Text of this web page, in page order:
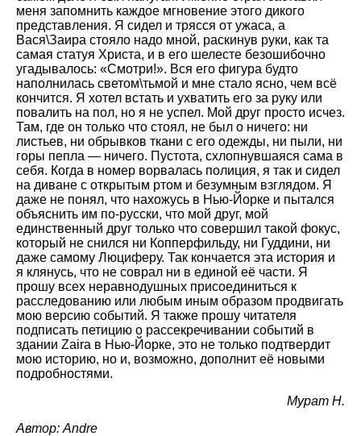
меня запомнить каждое мгновение этого дикого
представления. Я сидел и трясся от ужаса, а
Вася\Заира стояло надо мной, раскинув руки, как та
самая статуя Христа, и в его шелесте безошибочно
угадывалось: «Смотри!». Вся его фигура будто
наполнилась светом\тьмой и мне стало ясно, чем всё
кончится. Я хотел встать и ухватить его за руку или
повалить на пол, но я не успел. Мой друг просто исчез.
Там, где он только что стоял, не был о ничего: ни
листьев, ни обрывков ткани с его одежды, ни пыли, ни
горы пепла — ничего. Пустота, схлопнувшаяся сама в
себя. Когда в номер ворвалась полиция, я так и сидел
на диване с открытым ртом и безумным взглядом. Я
даже не понял, что нахожусь в Нью-Йорке и пытался
объяснить им по-русски, что мой друг, мой
единственный друг только что совершил такой фокус,
который не снился ни Копперфильду, ни Гуддини, ни
даже самому Люциферу. Так кончается эта история и
я клянусь, что не соврал ни в единой её части. Я
прошу всех неравнодушных присоединиться к
расследованию или любым иным образом продвигать
мою версию событий. Я также прошу читателя
подписать петицию о рассекречивании событий в
здании Zaira в Нью-Йорке, это не только подтвердит
мою историю, но и, возможно, дополнит её новыми
подробностями.
Мурат Н.
Автор: Andre